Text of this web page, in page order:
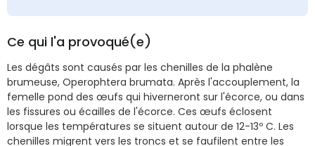
Ce qui l'a provoqué(e)
Les dégâts sont causés par les chenilles de la phalène
brumeuse, Operophtera brumata. Après l'accouplement, la
femelle pond des œufs qui hiverneront sur l'écorce, ou dans
les fissures ou écailles de l'écorce. Ces œufs éclosent
lorsque les températures se situent autour de 12-13º C. Les
chenilles migrent vers les troncs et se faufilent entre les